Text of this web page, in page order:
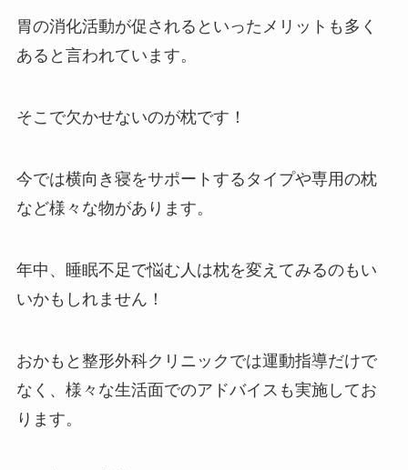
胃の消化活動が促されるといったメリットも多く
あると言われています。
そこで欠かせないのが枕です！
今では横向き寝をサポートするタイプや専用の枕
など様々な物があります。
年中、睡眠不足で悩む人は枕を変えてみるのもい
いかもしれません！
おかもと整形外科クリニックでは運動指導だけで
なく、様々な生活面でのアドバイスも実施してお
ります。